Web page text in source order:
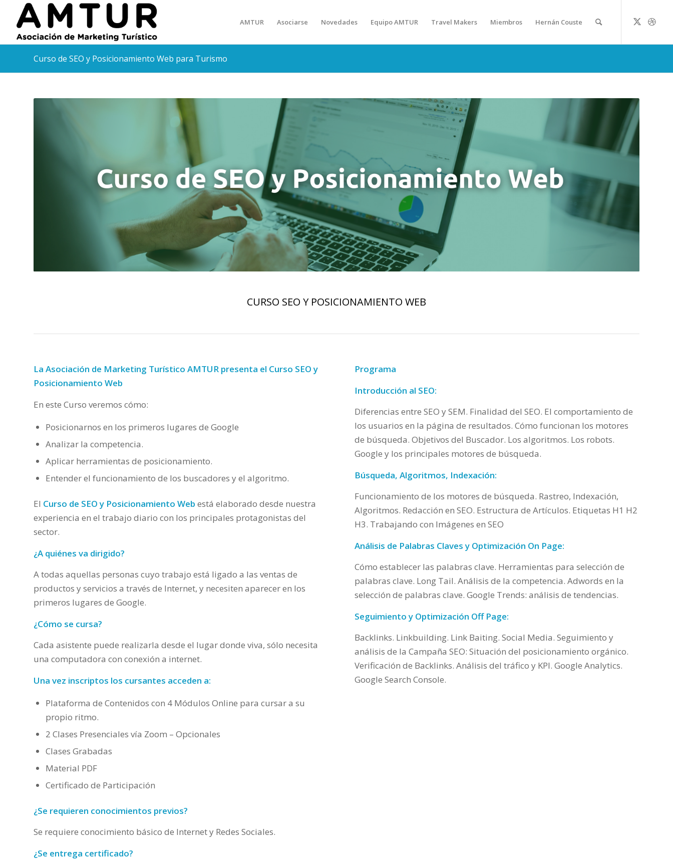
AMTUR Asociarse Novedades Equipo AMTUR Travel Makers Miembros Hernán Couste
Curso de SEO y Posicionamiento Web para Turismo
CURSO SEO Y POSICIONAMIENTO WEB
La Asociación de Marketing Turístico AMTUR presenta el Curso SEO y
Posicionamiento Web
En este Curso veremos cómo:
Posicionarnos en los primeros lugares de Google
Analizar la competencia.
Aplicar herramientas de posicionamiento.
Entender el funcionamiento de los buscadores y el algoritmo.
El Curso de SEO y Posicionamiento Web está elaborado desde nuestra
experiencia en el trabajo diario con los principales protagonistas del
sector.
¿A quiénes va dirigido?
A todas aquellas personas cuyo trabajo está ligado a las ventas de
productos y servicios a través de Internet, y necesiten aparecer en los
primeros lugares de Google.
¿Cómo se cursa?
Cada asistente puede realizarla desde el lugar donde viva, sólo necesita
una computadora con conexión a internet.
Una vez inscriptos los cursantes acceden a:
Plataforma de Contenidos con 4 Módulos Online para cursar a su
propio ritmo.
2 Clases Presenciales vía Zoom – Opcionales
Clases Grabadas
Material PDF
Certificado de Participación
Programa
Introducción al SEO:
Diferencias entre SEO y SEM. Finalidad del SEO. El comportamiento de
los usuarios en la página de resultados. Cómo funcionan los motores
de búsqueda. Objetivos del Buscador. Los algoritmos. Los robots.
Google y los principales motores de búsqueda.
Búsqueda, Algoritmos, Indexación:
Funcionamiento de los motores de búsqueda. Rastreo, Indexación,
Algoritmos. Redacción en SEO. Estructura de Artículos. Etiquetas H1 H2
H3. Trabajando con Imágenes en SEO
Análisis de Palabras Claves y Optimización On Page:
Cómo establecer las palabras clave. Herramientas para selección de
palabras clave. Long Tail. Análisis de la competencia. Adwords en la
selección de palabras clave. Google Trends: análisis de tendencias.
Seguimiento y Optimización Off Page:
Backlinks. Linkbuilding. Link Baiting. Social Media. Seguimiento y
análisis de la Campaña SEO: Situación del posicionamiento orgánico.
Verificación de Backlinks. Análisis del tráfico y KPI. Google Analytics.
Google Search Console.
¿Se requieren conocimientos previos?
Se requiere conocimiento básico de Internet y Redes Sociales.
¿Se entrega certificado?